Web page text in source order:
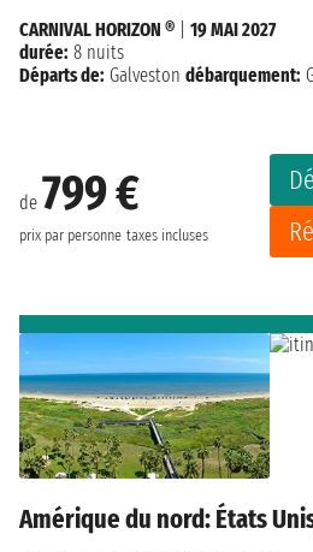
de 799 €
prix par personne taxes incluses
CARNIVAL HORIZON ®
19 MAI 2027
durée: 8 nuits
Départs de: Galveston débarquement:
Amérique du nord: États